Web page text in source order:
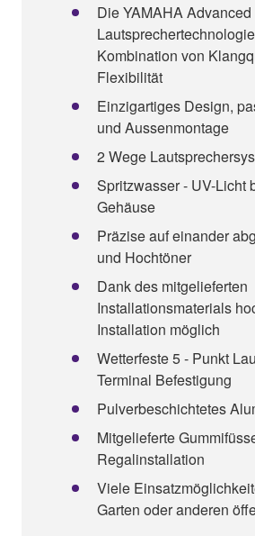
Die YAMAHA Advanced
Kombination von
Flexibilität
Einzigartiges Design,
und Aussenmontage
2 Wege
Spritzwasser - UV-Licht
Gehäuse
Präzise auf einander
und Hochtöner
Dank des mitgelieferten
Installationsmaterials
Installation möglich
Wetterfeste 5 - Punkt
Terminal Befestigung
Pulverbeschichtetes
Mitgelieferte
Regalinstallation
Viele
Garten oder anderen